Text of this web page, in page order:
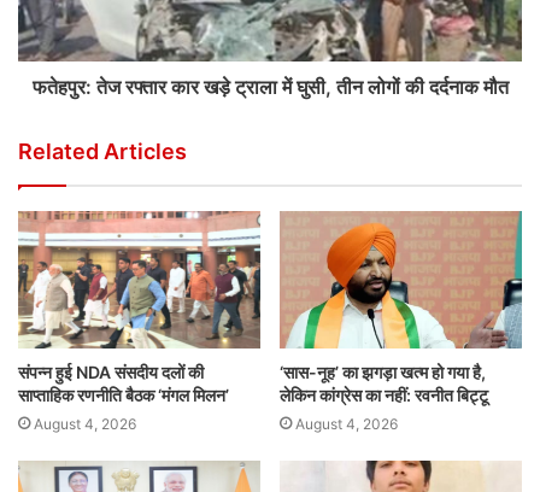
फतेहपुर: तेज रफ्तार कार खड़े ट्राला में घुसी, तीन लोगों की दर्दनाक मौत
Related Articles
संपन्न हुई NDA संसदीय दलों की
साप्ताहिक रणनीति बैठक ‘मंगल मिलन’
August 4, 2026
‘सास-नूह’ का झगड़ा खत्म हो गया है,
लेकिन कांग्रेस का नहीं: रवनीत बिट्टू
August 4, 2026